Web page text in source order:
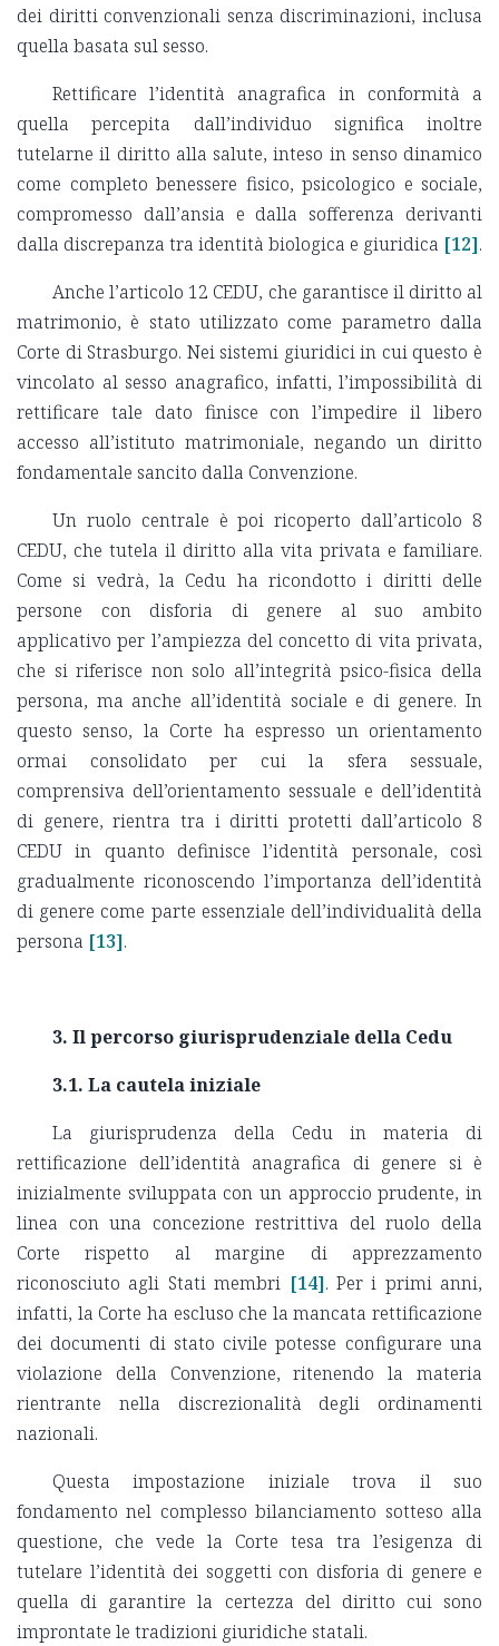
dei diritti convenzionali senza discriminazioni, inclusa
quella basata sul sesso.
Rettificare l’identità anagrafica in conformità a
quella percepita dall’individuo significa inoltre
tutelarne il diritto alla salute, inteso in senso dinamico
come completo benessere fisico, psicologico e sociale,
compromesso dall’ansia e dalla sofferenza derivanti
dalla discrepanza tra identità biologica e giuridica [12].
Anche l’articolo 12 CEDU, che garantisce il diritto al
matrimonio, è stato utilizzato come parametro dalla
Corte di Strasburgo. Nei sistemi giuridici in cui questo è
vincolato al sesso anagrafico, infatti, l’impossibilità di
rettificare tale dato finisce con l’impedire il libero
accesso all’istituto matrimoniale, negando un diritto
fondamentale sancito dalla Convenzione.
Un ruolo centrale è poi ricoperto dall’articolo 8
CEDU, che tutela il diritto alla vita privata e familiare.
Come si vedrà, la Cedu ha ricondotto i diritti delle
persone con disforia di genere al suo ambito
applicativo per l’ampiezza del concetto di vita privata,
che si riferisce non solo all’integrità psico-fisica della
persona, ma anche all’identità sociale e di genere. In
questo senso, la Corte ha espresso un orientamento
ormai consolidato per cui la sfera sessuale,
comprensiva dell’orientamento sessuale e dell’identità
di genere, rientra tra i diritti protetti dall’articolo 8
CEDU in quanto definisce l’identità personale, così
gradualmente riconoscendo l’importanza dell’identità
di genere come parte essenziale dell’individualità della
persona [13].
3. Il percorso giurisprudenziale della Cedu
3.1. La cautela iniziale
La giurisprudenza della Cedu in materia di
rettificazione dell’identità anagrafica di genere si è
inizialmente sviluppata con un approccio prudente, in
linea con una concezione restrittiva del ruolo della
Corte rispetto al margine di apprezzamento
riconosciuto agli Stati membri [14]. Per i primi anni,
infatti, la Corte ha escluso che la mancata rettificazione
dei documenti di stato civile potesse configurare una
violazione della Convenzione, ritenendo la materia
rientrante nella discrezionalità degli ordinamenti
nazionali.
Questa impostazione iniziale trova il suo
fondamento nel complesso bilanciamento sotteso alla
questione, che vede la Corte tesa tra l’esigenza di
tutelare l’identità dei soggetti con disforia di genere e
quella di garantire la certezza del diritto cui sono
improntate le tradizioni giuridiche statali.